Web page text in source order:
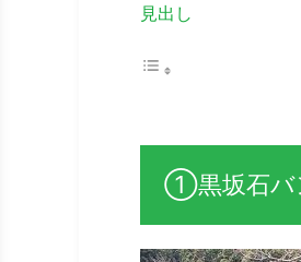
見出し
①黒坂石バ